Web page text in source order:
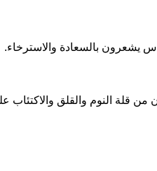
يشعرون بالسعادة والاسترخاء.
قلة النوم والقلق والاكتئاب